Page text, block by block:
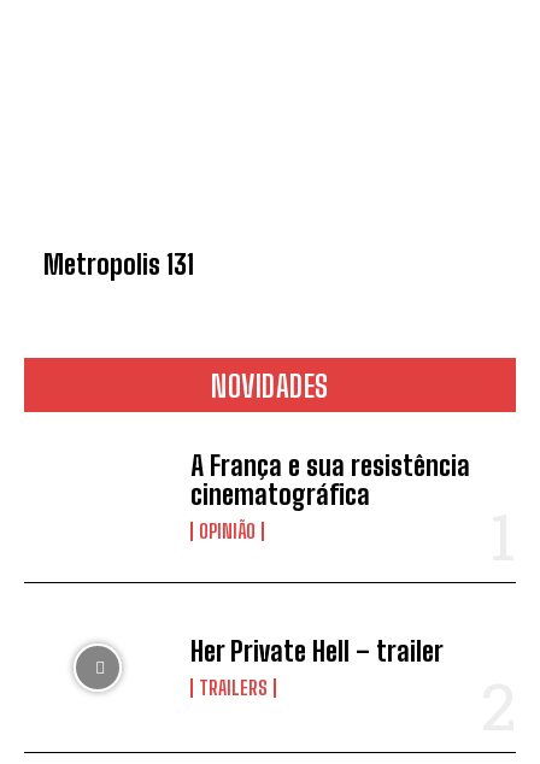
Metropolis 131
NOVIDADES
A França e sua resistência
cinematográfica
OPINIÃO
Her Private Hell – trailer
TRAILERS